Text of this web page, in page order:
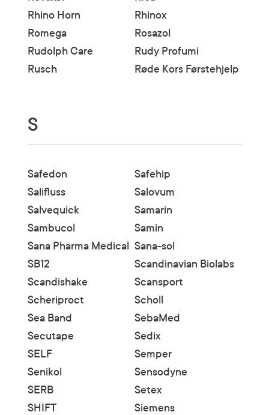
Rhino Horn
Rhinox
Romega
Rosazol
Rudolph Care
Rudy Profumi
Rusch
Røde Kors Førstehjelp
S
Safedon
Safehip
Salifluss
Salovum
Salvequick
Samarin
Sambucol
Samin
Sana Pharma Medical
Sana-sol
SB12
Scandinavian Biolabs
Scandishake
Scansport
Scheriproct
Scholl
Sea Band
SebaMed
Secutape
Sedix
SELF
Semper
Senikol
Sensodyne
SERB
Setex
SHIFT
Siemens